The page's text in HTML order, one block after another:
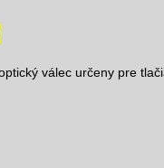
válec určeny pre